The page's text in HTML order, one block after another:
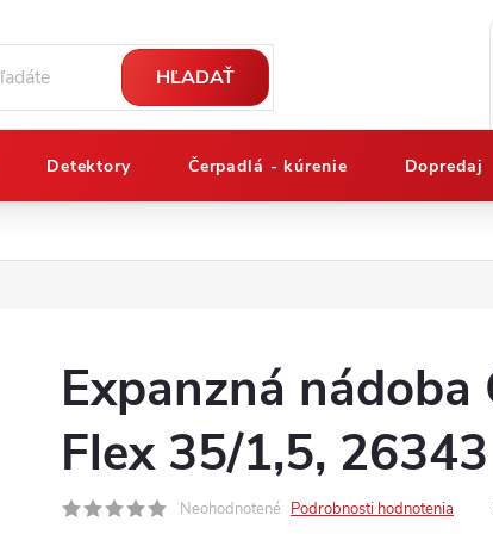
HĽADAŤ
Detektory Čerpadlá - kúrenie Dopredaj
Expanzná
Flex 35/1,5, 26343
Neohodnotené Podrobnosti hodnotenia